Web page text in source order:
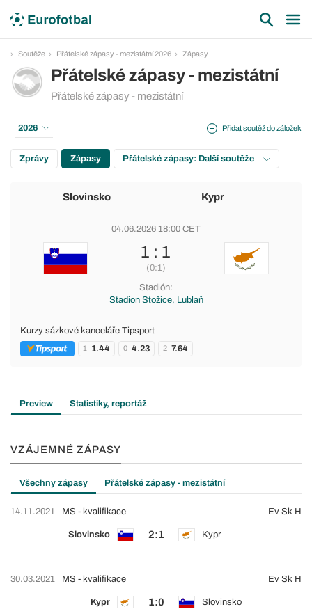
Soutěže Přátelské zápasy - mezistátní 2026 Zápasy
Přátelské zápasy - mezistátní
Přátelské zápasy - mezistátní
Přidat soutěž do záložek
2026
Zprávy Zápasy Přátelské zápasy: Další soutěže
Slovinsko Kypr
04.06.2026 18:00 CET
1 : 1
(0:1)
Stadión:
Stadion Stožice, Lublaň
Kurzy sázkové kanceláře Tipsport
1 1.44 0 4.23 2 7.64
Preview Statistiky, reportáž
VZÁJEMNÉ ZÁPASY
Všechny zápasy Přátelské zápasy - mezistátní
14.11.2021
Slovinsko 2:1 Kypr
MS - kvalifikace Ev Sk H
30.03.2021
Kypr 1:0 Slovinsko
MS - kvalifikace Ev Sk H